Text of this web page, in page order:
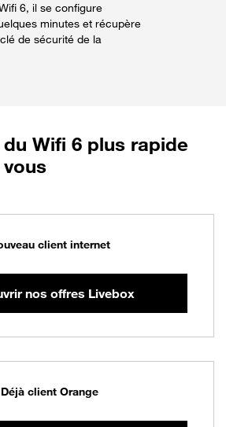
6, il se configure
minutes et récupère
de sécurité de la
Wifi 6 plus rapide
client internet
nos offres Livebox
Déjà client Orange